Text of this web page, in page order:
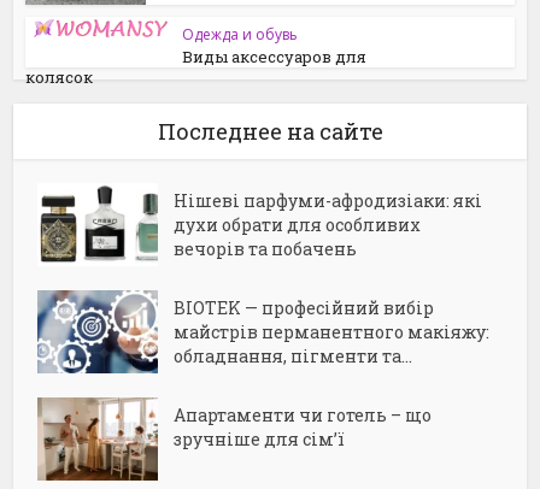
Одежда и обувь
Виды‌ ‌аксессуаров‌ ‌для‌
‌колясок‌
Последнее на сайте
Нішеві парфуми-афродизіаки: які
духи обрати для особливих
вечорів та побачень
BIOTEK — професійний вибір
майстрів перманентного макіяжу:
обладнання, пігменти та...
Апартаменти чи готель – що
зручніше для сім’ї